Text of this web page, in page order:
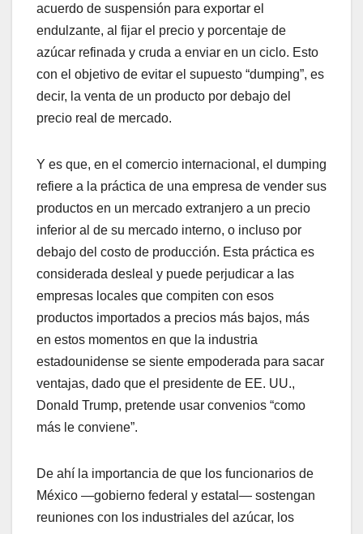
acuerdo de suspensión para exportar el
endulzante, al fijar el precio y porcentaje de
azúcar refinada y cruda a enviar en un ciclo. Esto
con el objetivo de evitar el supuesto “dumping”, es
decir, la venta de un producto por debajo del
precio real de mercado.
Y es que, en el comercio internacional, el dumping
refiere a la práctica de una empresa de vender sus
productos en un mercado extranjero a un precio
inferior al de su mercado interno, o incluso por
debajo del costo de producción. Esta práctica es
considerada desleal y puede perjudicar a las
empresas locales que compiten con esos
productos importados a precios más bajos, más
en estos momentos en que la industria
estadounidense se siente empoderada para sacar
ventajas, dado que el presidente de EE. UU.,
Donald Trump, pretende usar convenios “como
más le conviene”.
De ahí la importancia de que los funcionarios de
México —gobierno federal y estatal— sostengan
reuniones con los industriales del azúcar, los